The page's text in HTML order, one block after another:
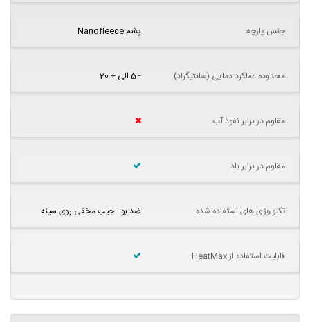
جنس پارچه پشم Nanofleece
محدوده عملکرد دمایی (سانتیگراد) - 5 الی + 20
مقاوم در برابر نفوذ آب
مقاوم در برابر باد
تکنولوژی های استفاده شده ضد بو - جیب مخفی روی سینه
قابلیت استفاده از HeatMax